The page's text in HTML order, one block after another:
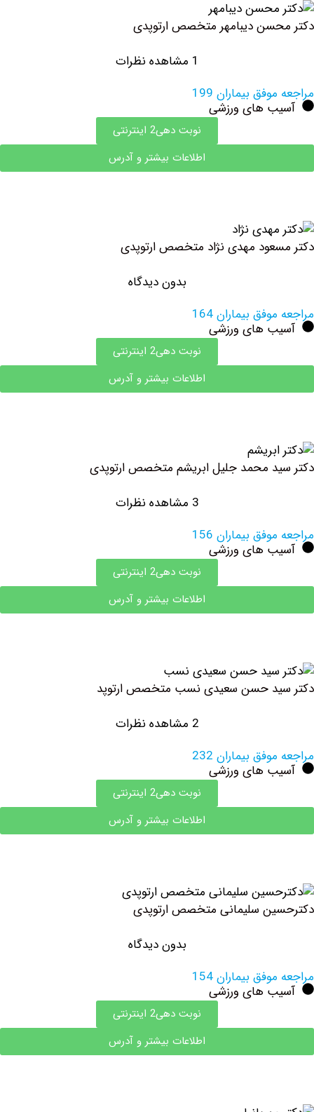
دیبامهر متخصص ارتوپدی
بیماران 199
های ورزشی
نوبت دهی2 اینترنتی
اطلاعات بیشتر و آدرس
مهدی نژاد متخصص ارتوپدی
بدون دیدگاه
بیماران 164
های ورزشی
نوبت دهی2 اینترنتی
اطلاعات بیشتر و آدرس
محمد جلیل ابریشم متخصص ارتوپدی
بیماران 156
های ورزشی
نوبت دهی2 اینترنتی
اطلاعات بیشتر و آدرس
حسن سعیدی نسب متخصص ارتوپد
بیماران 232
های ورزشی
نوبت دهی2 اینترنتی
اطلاعات بیشتر و آدرس
سلیمانی متخصص ارتوپدی
بدون دیدگاه
بیماران 154
های ورزشی
نوبت دهی2 اینترنتی
اطلاعات بیشتر و آدرس